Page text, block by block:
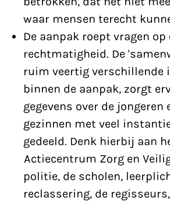
waar mensen terecht
De aanpak roept vragen op
rechtmatigheid. De
ruim veertig verschillende
binnen de aanpak, zorgt
gegevens over de jongeren
gezinnen met veel
gedeeld. Denk hierbij aan
Actiecentrum Zorg en
politie, de scholen,
reclassering, de regisseurs,